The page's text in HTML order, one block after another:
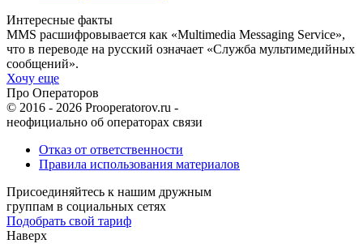
Интересные факты
MMS расшифровывается как «Multimedia Messaging Service»,
что в переводе на русский означает «Служба мультимедийных
сообщений».
Хочу еще
Про Операторов
© 2016 - 2026 Prooperatorov.ru -
неофициально об операторах связи
Отказ от ответственности
Правила использования материалов
Присоединяйтесь к нашим дружным
группам в социальных сетях
Подобрать свой тариф
Наверх